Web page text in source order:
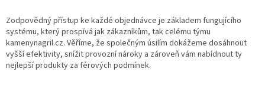
Zodpovědný přístup ke každé objednávce je základem fungujícího
systému, který prospívá jak zákazníkům, tak celému týmu
kamenynagril.cz. Věříme, že společným úsilím dokážeme dosáhnout
vyšší efektivity, snížit provozní nároky a zároveň vám nabídnout ty
nejlepší produkty za férových podmínek.